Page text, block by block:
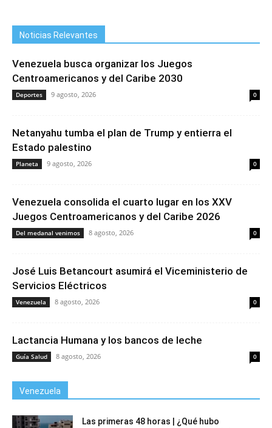
Noticias Relevantes
Venezuela busca organizar los Juegos
Centroamericanos y del Caribe 2030
Deportes 9 agosto, 2026 0
Netanyahu tumba el plan de Trump y entierra el
Estado palestino
Planeta 9 agosto, 2026 0
Venezuela consolida el cuarto lugar en los XXV
Juegos Centroamericanos y del Caribe 2026
Del medanal venimos 8 agosto, 2026 0
José Luis Betancourt asumirá el Viceministerio de
Servicios Eléctricos
Venezuela 8 agosto, 2026 0
Lactancia Humana y los bancos de leche
Guía Salud 8 agosto, 2026 0
Venezuela
Las primeras 48 horas | ¿Qué hubo